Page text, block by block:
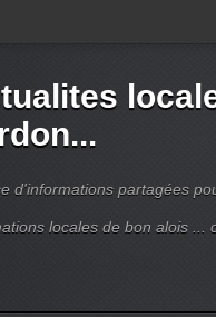
d'informations partagées
locales de bon alois ...